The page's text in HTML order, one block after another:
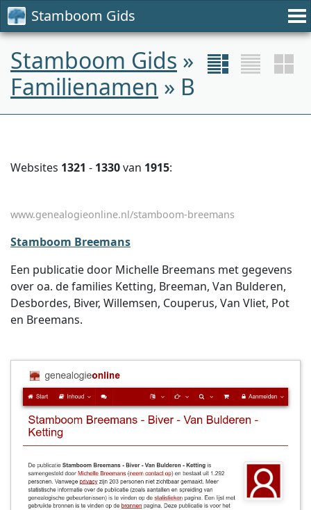
Stamboom Gids
Stamboom Gids »
Familienamen » B
Websites 1321 - 1330van 1915:
www.genealogieonline.nl/stamboom-breemans
Stamboom Breemans
Een publicatie door Michelle Breemans met gegevens
over oa. de families Ketting, Breeman, Van Bulderen,
Desbordes, Biver, Willemsen, Couperus, Van Vliet, Pot
en Breemans.